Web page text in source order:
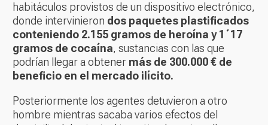
habitáculos provistos de un dispositivo electrónico,
donde intervinieron dos paquetes plastificados
conteniendo 2.155 gramos de heroína y 1´17
gramos de cocaína, sustancias con las que
podrían llegar a obtener más de 300.000 € de
beneficio en el mercado ilícito.
Posteriormente los agentes detuvieron a otro
hombre mientras sacaba varios efectos del